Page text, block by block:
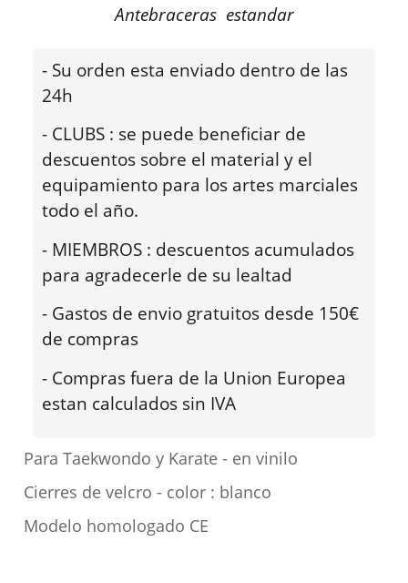
Antebraceras estandar
- Su orden esta enviado dentro de las
24h
- CLUBS : se puede beneficiar de
descuentos sobre el material y el
equipamiento para los artes marciales
todo el año.
- MIEMBROS : descuentos acumulados
para agradecerle de su lealtad
- Gastos de envio gratuitos desde 150€
de compras
- Compras fuera de la Union Europea
estan calculados sin IVA
Para Taekwondo y Karate - en vinilo
Cierres de velcro - color : blanco
Modelo homologado CE